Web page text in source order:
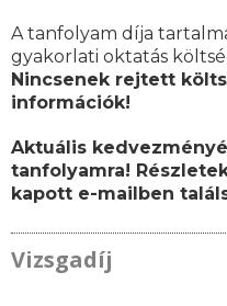
A tanfolyam díja
gyakorlati oktatás
Nincsenek rejtett
információk!
Aktuális
tanfolyamra!
kapott e-mailben
Vizsgadíj